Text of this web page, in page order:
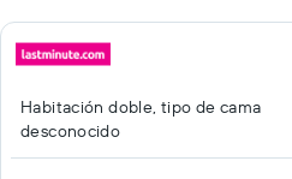
Habitación doble, tipo de cama
desconocido